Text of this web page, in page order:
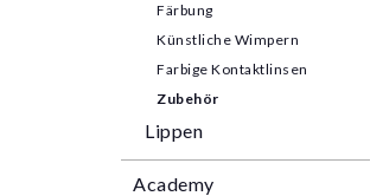
Färbung
Künstliche Wimpern
Farbige Kontaktlinsen
Zubehör
Lippen
Academy